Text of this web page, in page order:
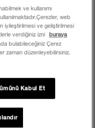
ve kullanımı
web
iyileştirilmesi ve geliştirilmesi
verdiğiniz izni
buraya
bulabileceğiniz Çerez
zaman düzenleyebilirsiniz.
Kabul Et